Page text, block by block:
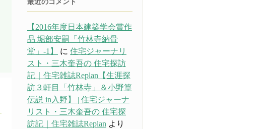
最近のコメント
【2016年度日本建築学会賞作
品 堀部安嗣「竹林寺納骨
堂」-1】
に 住宅ジャーナリ
スト・三木奎吾の 住宅探訪
記｜住宅雑誌Replan【生涯探
訪３軒目「竹林寺」＆小野篁
伝説 in入野】 | 住宅ジャーナ
リスト・三木奎吾の 住宅探
訪記｜住宅雑誌Replan より